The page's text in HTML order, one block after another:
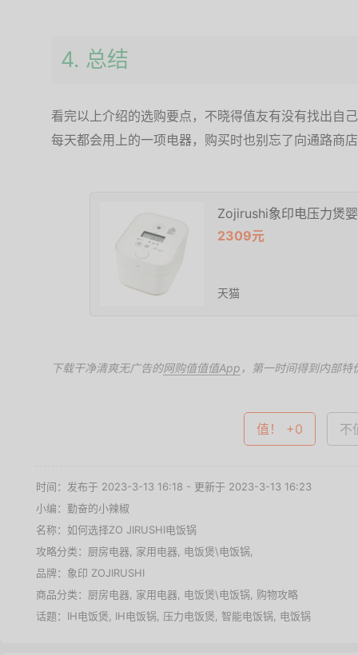
4. 总结
看完以上介绍的选购要点，不晓得值友有没有找出自
每天都会用上的一项电器，购买时也别忘了向通路商
Zojirushi象印电压力煲
2309元
天猫
下载干净清爽无广告的网购值值值App ，第一时间得到内部特
值！ +0 不
时间：发布于 2023-3-13 16:18 - 更新于 2023-3-13 16:23
小编：勤奋的小辣椒
名称： 如何选择ZO JIRUSHI电饭锅
攻略分类： 厨房电器, 家用电器, 电饭煲\电饭锅,
品牌： 象印 ZOJIRUSHI
商品分类： 厨房电器, 家用电器, 电饭煲\电饭锅, 购物攻略
话题： IH电饭煲, IH电饭锅, 压力电饭煲, 智能电饭锅, 电饭锅